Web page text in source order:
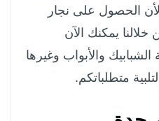
الحصول على نجار
يمكنك الآن
والأبواب وغيرها
متطلباتكم.